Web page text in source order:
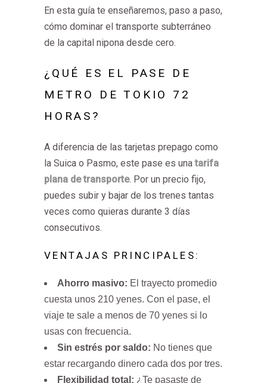
En esta guía te enseñaremos, paso a paso,
cómo dominar el transporte subterráneo
de la capital nipona desde cero.
¿QUÉ ES EL PASE DE
METRO DE TOKIO 72
HORAS?
A diferencia de las tarjetas prepago como
la Suica o Pasmo, este pase es unatarifa
plana de transporte. Por un precio fijo,
puedes subir y bajar de los trenes tantas
veces como quieras durante 3 días
consecutivos.
VENTAJAS PRINCIPALES:
Ahorro masivo: El trayecto promedio
cuesta unos 210 yenes. Con el pase, el
viaje te sale a menos de 70 yenes si lo
usas con frecuencia.
Sin estrés por saldo: No tienes que
estar recargando dinero cada dos por tres.
Flexibilidad total: ¿Te pasaste de